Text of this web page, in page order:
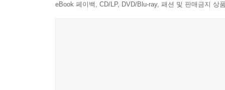
eBook 페이백, CD/LP, DVD/Blu-ray, 패션 및 판매금지 상